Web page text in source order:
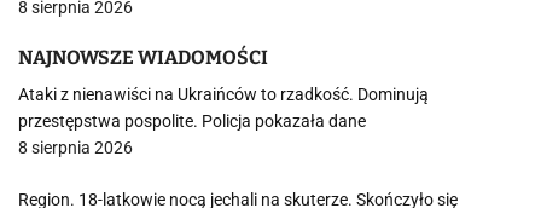
8 sierpnia 2026
NAJNOWSZE WIADOMOŚCI
Ataki z nienawiści na Ukraińców to rzadkość. Dominują
przestępstwa pospolite. Policja pokazała dane
8 sierpnia 2026
Region. 18-latkowie nocą jechali na skuterze. Skończyło się